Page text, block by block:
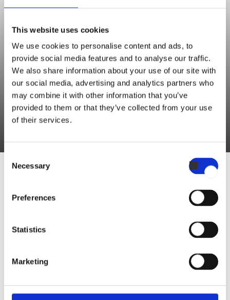
This website uses cookies
We use cookies to personalise content and ads, to
provide social media features and to analyse our traffic.
We also share information about your use of our site with
our social media, advertising and analytics partners who
may combine it with other information that you’ve
provided to them or that they’ve collected from your use
of their services.
Selection
Necessary
Preferences
Statistics
Marketing
Culinary Support
“Vous pouvez préparer le pain de manière à ce qu'il soit prêt à cuire
sur la plaque de cuisson et le laisser au réfrigérateur toute la nuit. Le
pain peut ainsi être préparé à l'avance et cuit au dernier moment le
lendemain."
Douces, aérées et parfumées aux herbes, elles sont parfaites pour